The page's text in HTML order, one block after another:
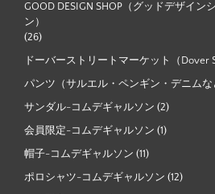
GOOD DESIGN SHOP（グッドデザイン
ン）
(26)
ドーバーストリートマーケット（Dover
パンツ（サルエル・ペンギン・デニム
サンダル-コムデギャルソン (2)
会員限定-コムデギャルソン (1)
帽子-コムデギャルソン (11)
ポロシャツ-コムデギャルソン (12)